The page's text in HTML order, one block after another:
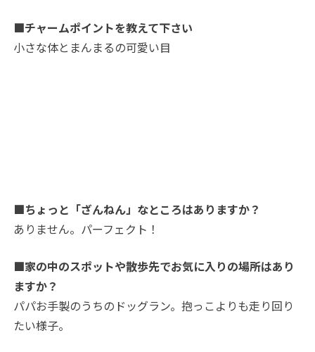
■チャームポイントを教えて下さい
小さな体とまんまるの可愛い目
■ちょっと「ざんねん」なところはありますか？
ありません。パーフェクト！
■家の中のスポットや散歩先でお気に入りの場所はあり
ますか？
パパお手製のうちのドッグラン。抱っこよりも走り回り
たい様子。